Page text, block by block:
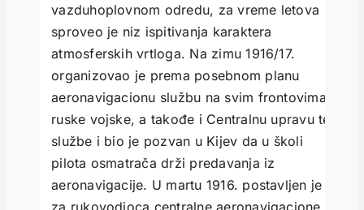
vazduhoplovnom odredu, za vreme letova
sproveo je niz ispitivanja karaktera
atmosferskih vrtloga. Na zimu 1916/17.
organizovao je prema posebnom planu
aeronavigacionu službu na svim frontovima
ruske vojske, a takođe i Centralnu upravu te
službe i bio je pozvan u Kijev da u školi
pilota osmatrača drži predavanja iz
aeronavigacije. U martu 1916. postavljen je
za rukovodioca centralne aeronavigacione i